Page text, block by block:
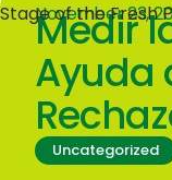
Soluciones
Resources
Clientes
Company
Contacto
November 23,
Medir
Ayuda
Uncategorized